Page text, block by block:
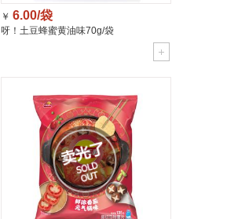
￥ 6.00/袋
呀！土豆蜂蜜黄油味70g/袋